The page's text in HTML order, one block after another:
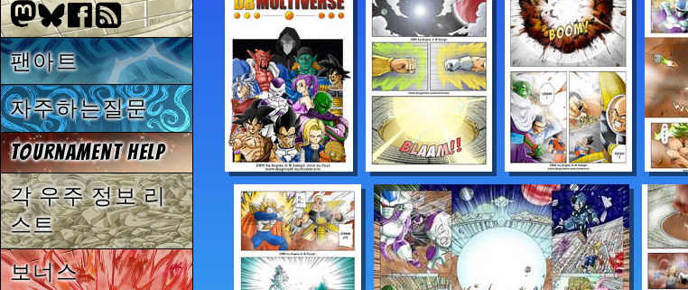
팬아트
자주하는질문
Tournament Help
각 우주 정보 리
스트
보너스